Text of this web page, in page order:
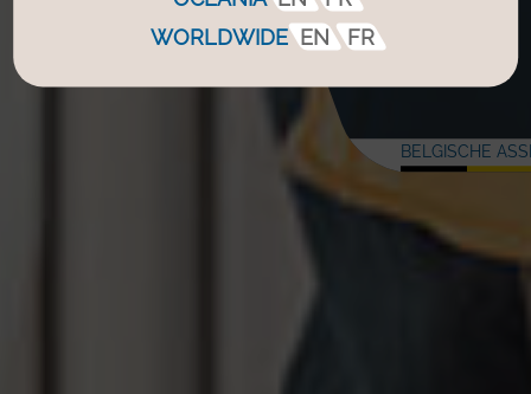
BELGISCHE
WORLDWIDE EN FR